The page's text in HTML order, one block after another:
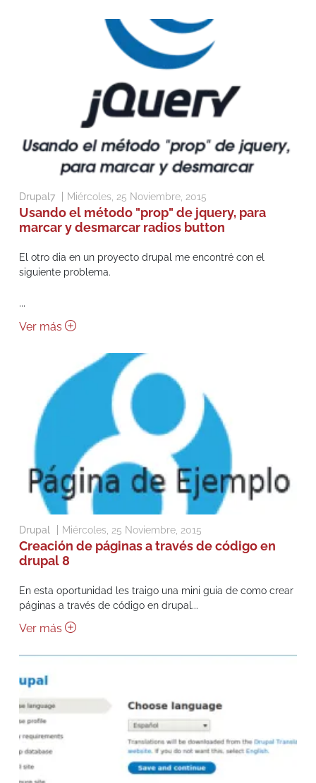
Drupal7 Miércoles, 25 Noviembre, 2015
Usando el método "prop" de jquery, para
marcar y desmarcar radios button
El otro dia en un proyecto drupal me encontré con el
siguiente problema.
...
Ver más
Drupal Miércoles, 25 Noviembre, 2015
Creación de páginas a través de código en
drupal 8
En esta oportunidad les traigo una mini guia de como crear
páginas a través de código en drupal...
Ver más